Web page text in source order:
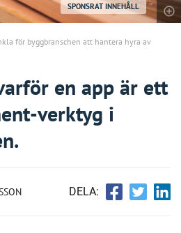
SPONSRAT INNEHÅLL
för byggbranschen att hantera hyra av
en app är ett
verktyg i
DELA: